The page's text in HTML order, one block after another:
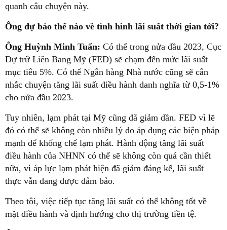
quanh câu chuyện này.
Ông dự báo thế nào về tình hình lãi suất thời gian tới?
Ông Huỳnh Minh Tuấn: Có thể trong nửa đầu 2023, Cục
Dự trữ Liên Bang Mỹ (FED) sẽ chạm đến mức lãi suất
mục tiêu 5%. Có thể Ngân hàng Nhà nước cũng sẽ cân
nhắc chuyện tăng lãi suất điều hành danh nghĩa từ 0,5-1%
cho nửa đầu 2023.
Tuy nhiên, lạm phát tại Mỹ cũng đã giảm dần. FED vì lẽ
đó có thể sẽ không còn nhiều lý do áp dụng các biện pháp
mạnh để khống chế lạm phát. Hành động tăng lãi suất
điều hành của NHNN có thể sẽ không còn quá cần thiết
nữa, vì áp lực lạm phát hiện đã giảm đáng kể, lãi suất
thực vẫn đang được đảm bảo.
Theo tôi, việc tiếp tục tăng lãi suất có thể không tốt về
mặt điều hành và định hướng cho thị trường tiền tệ.